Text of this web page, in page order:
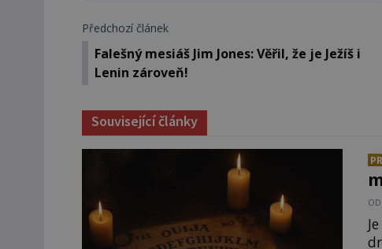
Předchozí článek
Falešný mesiáš Jim Jones: Věřil, že je Ježíš i
Lenin zároveň!
Související články